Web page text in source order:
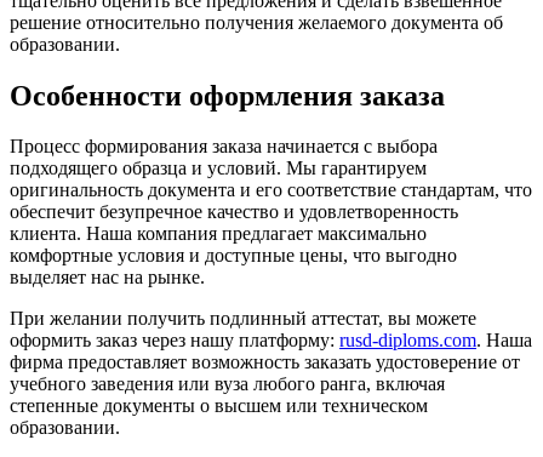
решение относительно получения желаемого документа об
образовании.
Особенности оформления заказа
Процесс формирования заказа начинается с выбора
подходящего образца и условий. Мы гарантируем
оригинальность документа и его соответствие стандартам, что
обеспечит безупречное качество и удовлетворенность
клиента. Наша компания предлагает максимально
комфортные условия и доступные цены, что выгодно
выделяет нас на рынке.
При желании получить подлинный аттестат, вы можете
оформить заказ через нашу платформу: rusd-diploms.com. Наша
фирма предоставляет возможность заказать удостоверение от
учебного заведения или вуза любого ранга, включая
степенные документы о высшем или техническом
образовании.